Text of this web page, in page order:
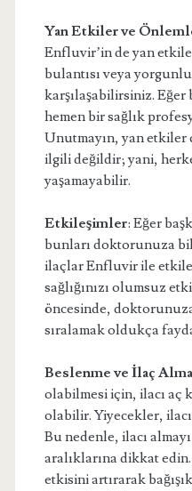
Yan Etkiler ve
Enfluvir’in de yan
bulantısı veya
karşılaşabilirsiniz.
hemen bir sağlık
Unutmayın, yan etkiler
ilgili değildir; yani,
yaşamayabilir.
Etkileşimler: Eğer
bunları doktorunuza
ilaçlar Enfluvir ile
sağlığınızı olumsuz
öncesinde,
sıralamak oldukça
Beslenme ve İlaç Alma
olabilmesi için, ilacı aç
olabilir. Yiyecekler,
Bu nedenle, ilacı
aralıklarına dikkat
etkisini artırarak